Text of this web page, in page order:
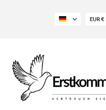
EUR €